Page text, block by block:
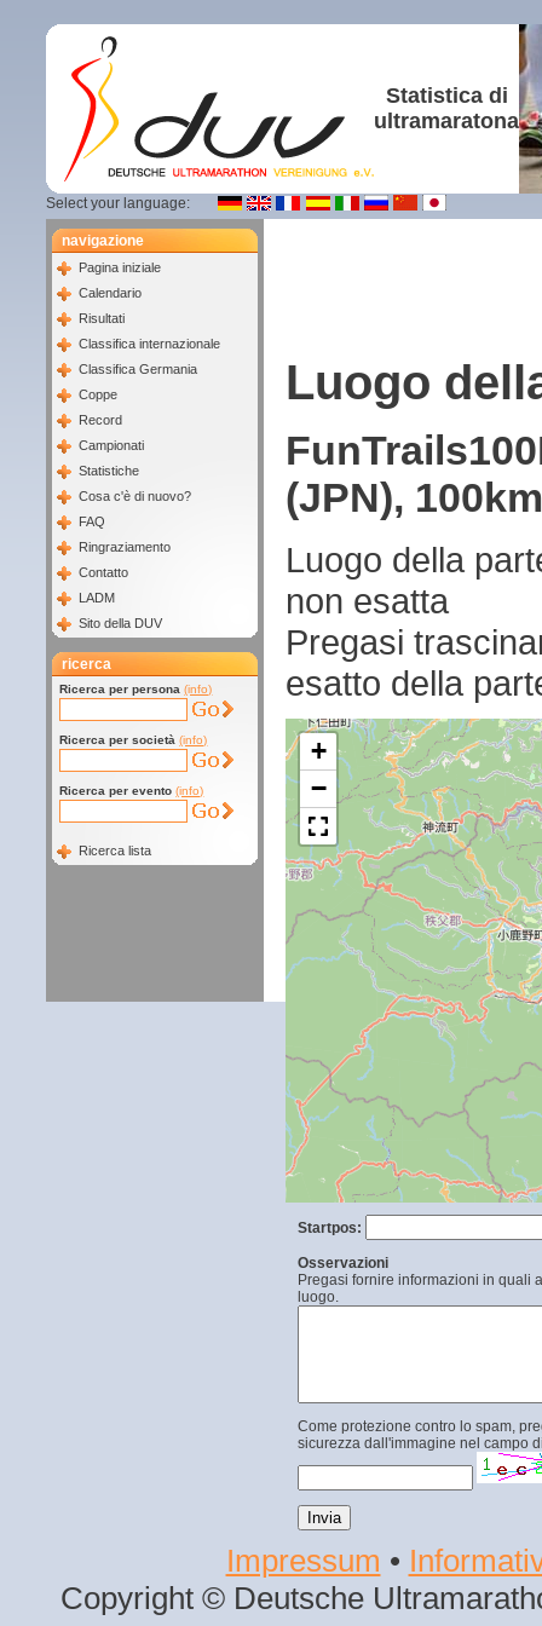
Statistica di
ultramaratona
Select your language:
navigazione
Pagina iniziale
Calendario
Risultati
Classifica internazionale
Classifica Germania
Coppe
Record
Campionati
Statistiche
Cosa c'è di nuovo?
FAQ
Ringraziamento
Contatto
LADM
Sito della DUV
ricerca
Ricerca per persona (info)
Ricerca per società (info)
Ricerca per evento (info)
Ricerca lista
Luogo
(JPN),
Luogo della
non esatta
Pregasi
esatto della
+
−
Startpos:
Osservazioni
Pregasi fornire informazioni in quali
luogo.
Come protezione contro lo spam,
sicurezza dall'immagine nel campo
Impressum •
Copyright © Deutsche